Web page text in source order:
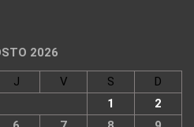
2026
J V S
D
1
2